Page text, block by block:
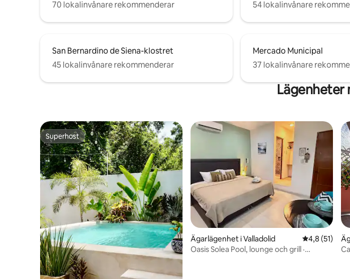
70 lokalinvånare rekommenderar
54 lokalinvånare
San Bernardino de Siena-klostret
45 lokalinvånare rekommenderar
Mercado Municipal
37 lokalinvånare
Lägenheter
Superhost
Superhost
Ägarlägenhet i Valladolid 4,8 av 5 i
4,8 (51)
Oasis Solea Pool, lounge och grill ·